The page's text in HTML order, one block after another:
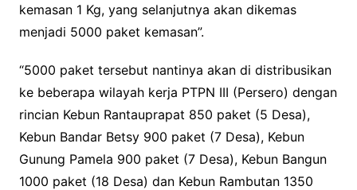
kemasan 1 Kg, yang selanjutnya akan dikemas
menjadi 5000 paket kemasan”.
“5000 paket tersebut nantinya akan di distribusikan
ke beberapa wilayah kerja PTPN III (Persero) dengan
rincian Kebun Rantauprapat 850 paket (5 Desa),
Kebun Bandar Betsy 900 paket (7 Desa), Kebun
Gunung Pamela 900 paket (7 Desa), Kebun Bangun
1000 paket (18 Desa) dan Kebun Rambutan 1350